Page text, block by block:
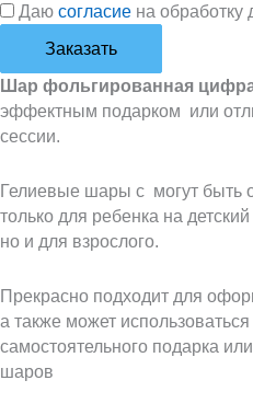
Даю согласие на обработку
Заказать
Шар фольгированная
эффектным подарком или
сессии.
Гелиевые шары с могут быть
только для ребенка на
но и для взрослого.
Прекрасно подходит для
а также может использоваться
самостоятельного подарка
шаров